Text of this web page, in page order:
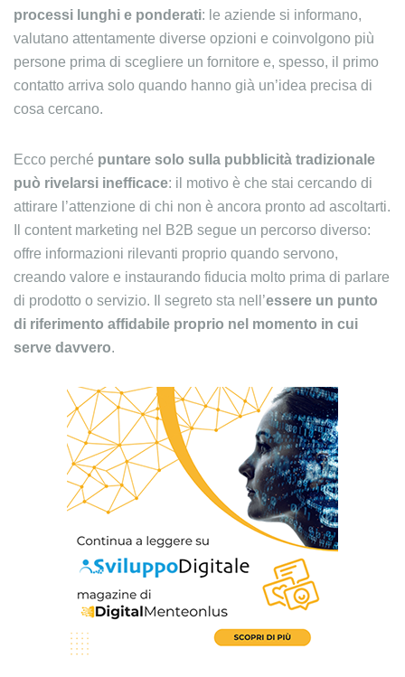
processi lunghi e ponderati: le aziende si informano,
valutano attentamente diverse opzioni e coinvolgono più
persone prima di scegliere un fornitore e, spesso, il primo
contatto arriva solo quando hanno già un’idea precisa di
cosa cercano.
Ecco perché puntare solo sulla pubblicità tradizionale
può rivelarsi inefficace: il motivo è che stai cercando di
attirare l’attenzione di chi non è ancora pronto ad ascoltarti.
Il content marketing nel B2B segue un percorso diverso:
offre informazioni rilevanti proprio quando servono,
creando valore e instaurando fiducia molto prima di parlare
di prodotto o servizio. Il segreto sta nell’essere un punto
di riferimento affidabile proprio nel momento in cui
serve davvero.